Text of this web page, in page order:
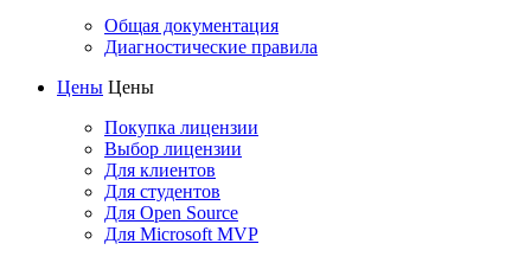
Общая документация
Диагностические правила
Цены Цены
Покупка лицензии
Выбор лицензии
Для клиентов
Для студентов
Для Open Source
Для Microsoft MVP